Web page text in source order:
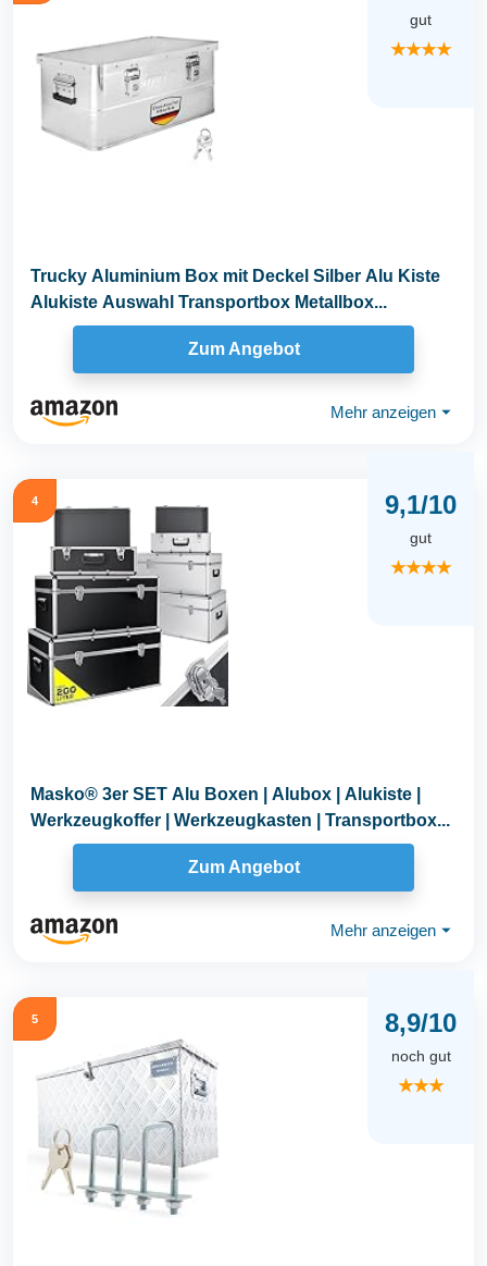
gut
★★★★
Trucky Aluminium Box mit Deckel Silber Alu Kiste
Alukiste Auswahl Transportbox Metallbox...
Zum Angebot
Mehr anzeigen ⏷
4 9,1/10
gut
★★★★
Masko® 3er SET Alu Boxen | Alubox | Alukiste |
Werkzeugkoffer | Werkzeugkasten | Transportbox...
Zum Angebot
Mehr anzeigen ⏷
5 8,9/10
noch gut
★★★